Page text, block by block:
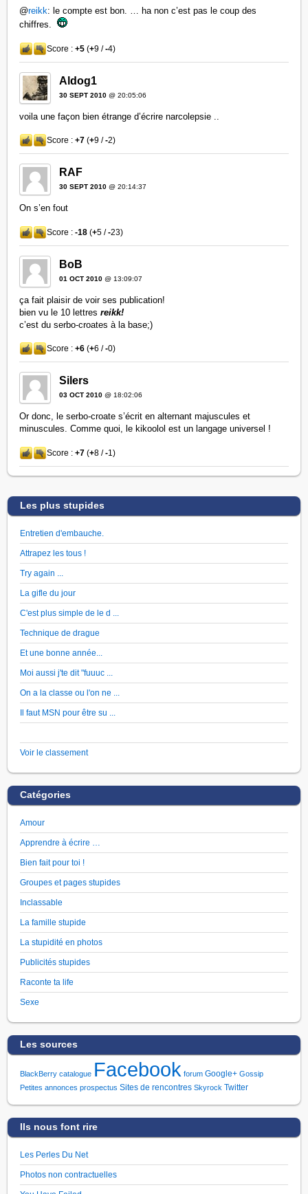
@reikk: le compte est bon. … ha non c’est pas le coup des
chiffres.
Score :+5 (+9 /-4)
Aldog1
30 SEPT 2010 @ 20:05:06
voila une façon bien étrange d’écrire narcolepsie ..
Score :+7 (+9 /-2)
RAF
30 SEPT 2010 @ 20:14:37
On s’en fout
Score :-18 (+5 /-23)
BoB
01 OCT 2010 @ 13:09:07
ça fait plaisir de voir ses publication!
bien vu le 10 lettresreikk!
c’est du serbo-croates à la base;)
Score :+6 (+6 /-0)
Silers
03 OCT 2010 @ 18:02:06
Or donc, le serbo-croate s’écrit en alternant majuscules et
minuscules. Comme quoi, le kikoolol est un langage universel !
Score :+7 (+8 /-1)
Les plus stupides
Entretien d'embauche.
Attrapez les tous !
Try again ...
La gifle du jour
C'est plus simple de le d ...
Technique de drague
Et une bonne année...
Moi aussi j'te dit "fuuuc ...
On a la classe ou l'on ne ...
Il faut MSN pour être su ...
Voir le classement
Catégories
Amour
Apprendre à écrire …
Bien fait pour toi !
Groupes et pages stupides
Inclassable
La famille stupide
La stupidité en photos
Publicités stupides
Raconte ta life
Sexe
Les sources
BlackBerry catalogue Facebook forum Google+ Gossip
Petites annonces prospectus Sites de rencontres Skyrock Twitter
Ils nous font rire
Les Perles Du Net
Photos non contractuelles